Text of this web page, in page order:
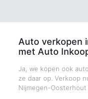
Auto verkopen
met Auto
Ja, we kopen ook
ze daar op. Verkoop
Nijmegen-Oosterhout